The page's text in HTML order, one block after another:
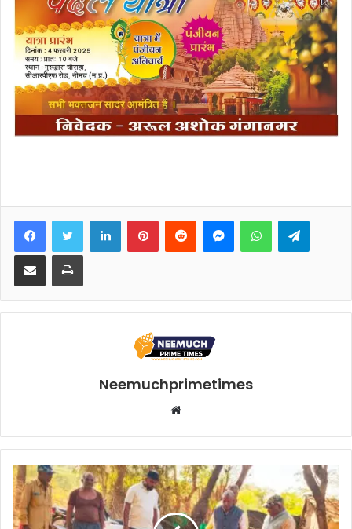
FacebookTwitter LinkedInPinterestReddit MessengerWhatsApp
Share via Email Print
Neemuchprimetimes
Website